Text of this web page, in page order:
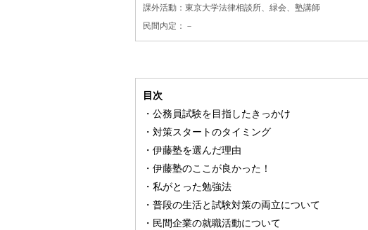
課外活動：東京大学法律相談所、緑会、塾講師
民間内定：－
目次
・公務員試験を目指したきっかけ
・対策スタートのタイミング
・伊藤塾を選んだ理由
・伊藤塾のここが良かった！
・私がとった勉強法
・普段の生活と試験対策の両立について
・民間企業の就職活動について